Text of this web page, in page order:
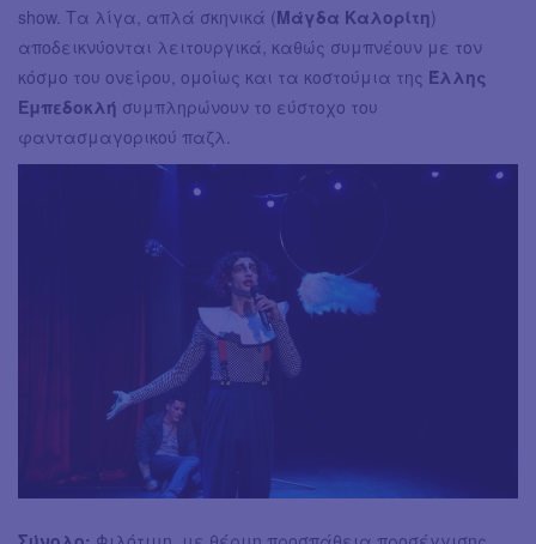
show. Τα λίγα, απλά σκηνικά (Μάγδα Καλορίτη)
αποδεικνύονται λειτουργικά, καθώς συμπνέουν με τον
κόσμο του ονείρου, ομοίως και τα κοστούμια της Έλλης
Εμπεδοκλή συμπληρώνουν το εύστοχο του
φαντασμαγορικού παζλ.